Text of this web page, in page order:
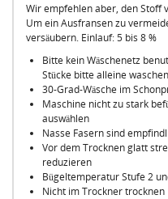
Wir empfehlen aber, den Stoff
Um ein Ausfransen zu
versäubern. Einlauf: 5 bis 8 %
Bitte kein Wäschenetz
Stücke bitte alleine
30-Grad-Wäsche im
Maschine nicht zu stark
auswählen
Nasse Fasern sind
Vor dem Trocknen glatt
reduzieren
Bügeltemperatur Stufe 2
Nicht im Trockner trocknen